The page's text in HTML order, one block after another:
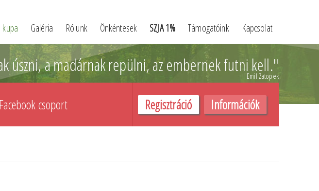
úszni, a madárnak repülni,az embernek futni kell."
Emil Zatopek
kupa Galéria Rólunk Önkéntesek SZJA 1% Támogatóink Kapcsolat
Facebook csoport Regisztráció Információk